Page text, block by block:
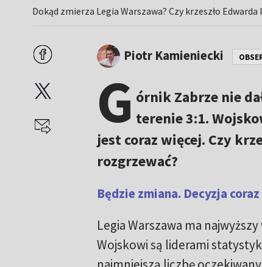
Dokąd zmierza Legia Warszawa? Czy krzeszło
Piotr Kamieniecki
G órnik Zabrze nie
terenie 3:1.
jest coraz więcej. Czy
rozgrzewać?
Będzie zmiana. Decyzja
Legia Warszawa ma
Wojskowi są liderami